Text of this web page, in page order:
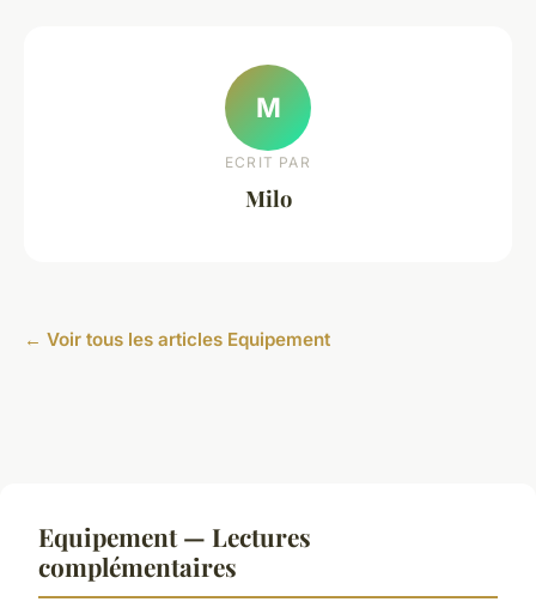
M
ECRIT PAR
Milo
← Voir tous les articles Equipement
Equipement — Lectures
complémentaires